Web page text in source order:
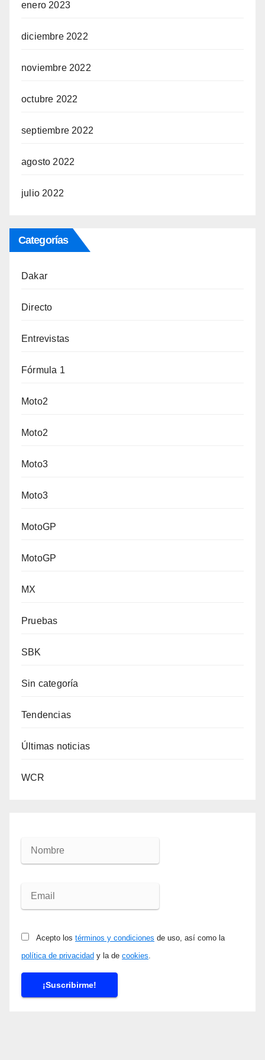
enero 2023
diciembre 2022
noviembre 2022
octubre 2022
septiembre 2022
agosto 2022
julio 2022
Categorías
Dakar
Directo
Entrevistas
Fórmula 1
Moto2
Moto2
Moto3
Moto3
MotoGP
MotoGP
MX
Pruebas
SBK
Sin categoría
Tendencias
Últimas noticias
WCR
Acepto los términos y condiciones de uso, así como la
política de privacidad y la de cookies